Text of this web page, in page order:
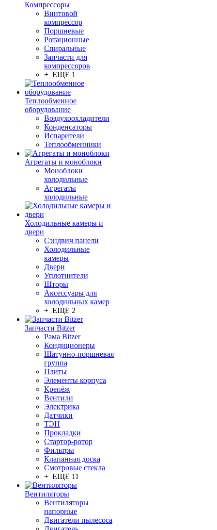
Компрессоры
Винтовой
компрессор
Поршневые
Ротационные
Спиральные
Запчасти для
компрессоров
+ ЕЩЕ 1
Теплообменное
оборудование
Воздухоохладители
Конденсаторы
Испарители
Теплообменники
Агрегаты и моноблоки
Моноблоки
холодильные
Агрегаты
холодильные
Холодильные камеры и
двери
Сэндвич панели
Холодильные
камеры
Двери
Уплотнители
Шторы
Аксессуары для
холодильных камер
+ ЕЩЕ 2
Запчасти Bitzer
Рама Bitzer
Кондиционеры
Шатунно-поршневая
группа
Плиты
Элементы корпуса
Крепёж
Вентили
Электрика
Датчики
ТЭН
Прокладки
Стартор-ротор
Фильтры
Клапанная доска
Смотровые стекла
+ ЕЩЕ 11
Вентиляторы
Вентиляторы
напорные
Двигатели пылесоса